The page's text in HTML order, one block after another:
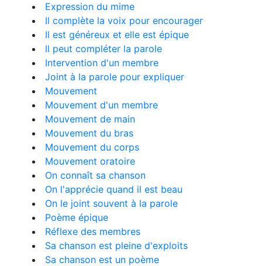
Expression du mime
Il complète la voix pour encourager
Il est généreux et elle est épique
Il peut compléter la parole
Intervention d'un membre
Joint à la parole pour expliquer
Mouvement
Mouvement d'un membre
Mouvement de main
Mouvement du bras
Mouvement du corps
Mouvement oratoire
On connaît sa chanson
On l'apprécie quand il est beau
On le joint souvent à la parole
Poème épique
Réflexe des membres
Sa chanson est pleine d'exploits
Sa chanson est un poème